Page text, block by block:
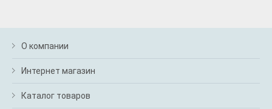
О компании
Интернет магазин
Каталог товаров